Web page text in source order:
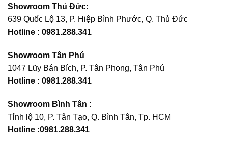
Showroom Thủ Đức:
639 Quốc Lộ 13, P. Hiệp Bình Phước, Q. Thủ Đức
Hotline : 0981.288.341
Showroom Tân Phú
1047 Lũy Bán Bích, P. Tân Phong, Tân Phú
Hotline : 0981.288.341
Showroom Bình Tân :
Tỉnh lộ 10, P. Tân Tạo, Q. Bình Tân, Tp. HCM
Hotline :0981.288.341